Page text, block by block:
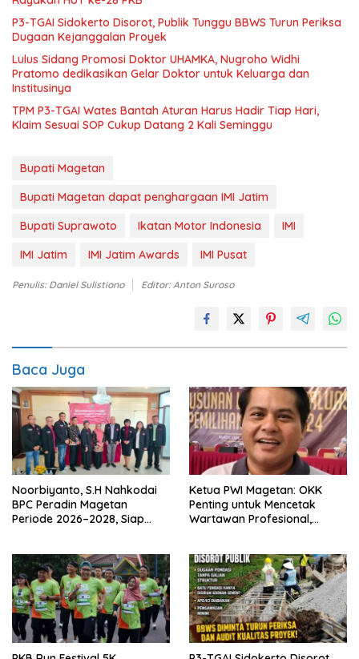
P3-TGAI Sidokerto Disorot, Publik Tunggu BBWS Turun Periksa
Dugaan Kejanggalan Proyek
Lulus Sidang Promosi Doktor UHAMKA, Nugroho Widhi
Pratomo dedikasikan Gelar Doktor untuk Keluarga dan
Institusinya
TPM P3-TGAI Wates Bantah Aturan Harus Hadir Tiap Hari,
Klaim Sesuai SOP Cukup Datang 2 Kali Seminggu
Bupati Magetan
Bupati Magetan dapat penghargaan IMI Jatim
Bupati Suprawoto
Ikatan Motor Indonesia
IMI
IMI Jatim
IMI Jatim Awards IMI Pusat
Penulis: Daniel Sulistiono Editor: Anton Suroso
Baca Juga
Noorbiyanto, S.H Nahkodai
BPC Peradin Magetan
Periode 2026–2028, Siap
Ketua PWI Magetan: OKK
Penting untuk Mencetak
Wartawan Profesional,